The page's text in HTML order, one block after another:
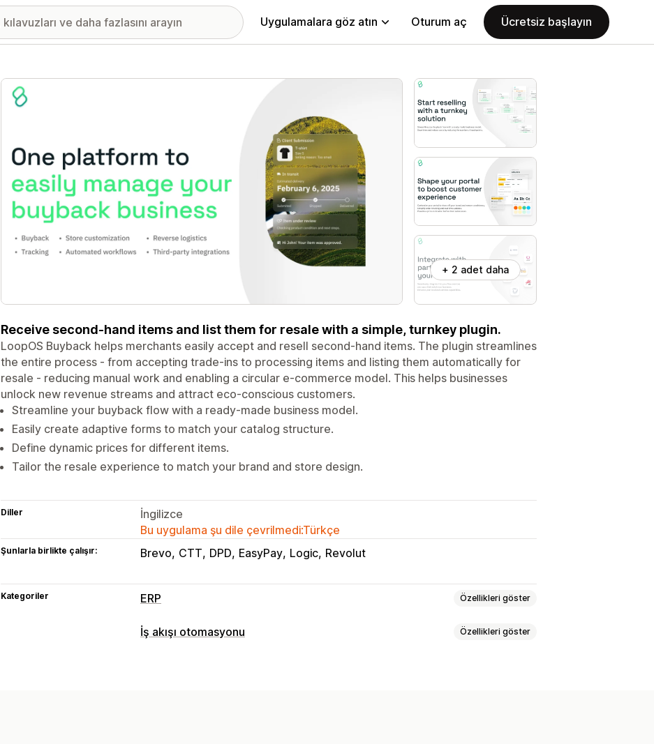
Uygulamalara göz atın Oturum aç Ücretsiz başlayın
Öne çıkan görsel galerisi
+ 2 adet daha
Receive second-hand items and list them for resale with a simple, turnkey plugin.
LoopOS Buyback helps merchants easily accept and resell second-hand items. The plugin streamlines
the entire process - from accepting trade-ins to processing items and listing them automatically for
resale - reducing manual work and enabling a circular e-commerce model. This helps businesses
unlock new revenue streams and attract eco-conscious customers.
Streamline your buyback flow with a ready-made business model.
Easily create adaptive forms to match your catalog structure.
Define dynamic prices for different items.
Tailor the resale experience to match your brand and store design.
Diller
İngilizce
Bu uygulama şu dile çevrilmedi:Türkçe
Şunlarla birlikte çalışır: Brevo CTT DPD EasyPay Logic Revolut
Kategoriler ERP Özellikleri göster
Sipariş işleme
İş akışı otomasyonu Özellikleri göster